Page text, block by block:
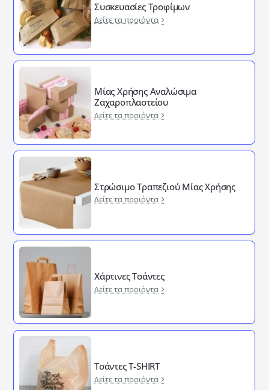
Συσκευασίες Τροφίμων
Δείτε τα προιόντα
Μίας Χρήσης Αναλώσιμα
Ζαχαροπλαστείου
Δείτε τα προιόντα
Στρώσιμο Τραπεζιού Μίας Χρήσης
Δείτε τα προιόντα
Χάρτινες Τσάντες
Δείτε τα προιόντα
Τσάντες T-SHIRT
Δείτε τα προιόντα